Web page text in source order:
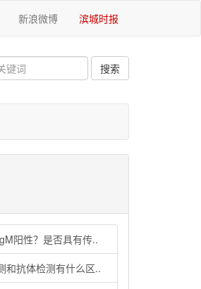
新浪微博 滨城时报
阳性？是否具有传..
和抗体检测有什么区..